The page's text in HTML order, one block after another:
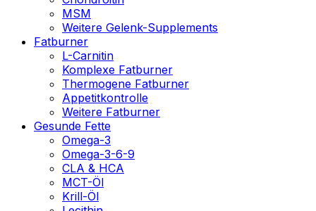
MSM
Weitere Gelenk-Supplements
Fatburner
L-Carnitin
Komplexe Fatburner
Thermogene Fatburner
Appetitkontrolle
Weitere Fatburner
Gesunde Fette
Omega-3
Omega-3-6-9
CLA & HCA
MCT-Öl
Krill-Öl